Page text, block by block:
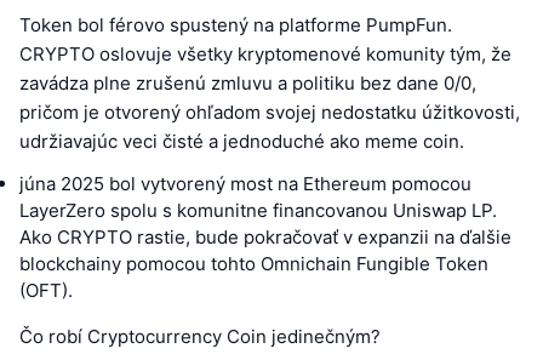
Token bol férovo spustený na platforme PumpFun.
CRYPTO oslovuje všetky kryptomenové komunity tým, že
zavádza plne zrušenú zmluvu a politiku bez dane 0/0,
pričom je otvorený ohľadom svojej nedostatku úžitkovosti,
udržiavajúc veci čisté a jednoduché ako meme coin.
júna 2025 bol vytvorený most na Ethereum pomocou
LayerZero spolu s komunitne financovanou Uniswap LP.
Ako CRYPTO rastie, bude pokračovať v expanzii na ďalšie
blockchainy pomocou tohto Omnichain Fungible Token
(OFT).
Čo robí Cryptocurrency Coin jedinečným?